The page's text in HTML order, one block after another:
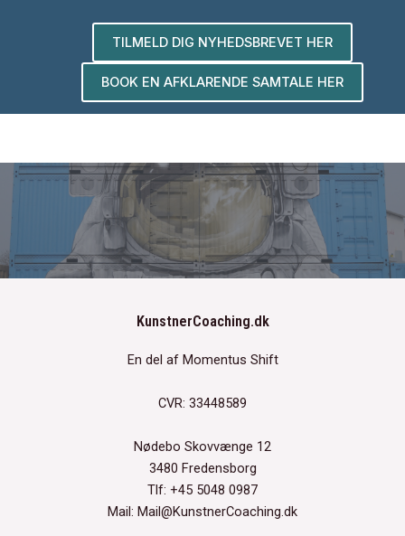
TILMELD DIG NYHEDSBREVET HER
BOOK EN AFKLARENDE SAMTALE HER
KunstnerCoaching.dk
En del af Momentus Shift
CVR: 33448589
Nødebo Skovvænge 12
3480 Fredensborg
Tlf: +45 5048 0987
Mail: Mail@KunstnerCoaching.dk